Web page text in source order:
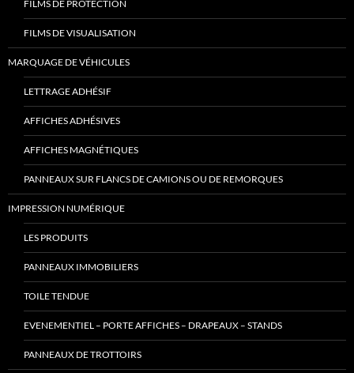
FILMS DE PROTECTION
FILMS DE VISUALISATION
MARQUAGE DE VÉHICULES
LETTRAGE ADHÉSIF
AFFICHES ADHÉSIVES
AFFICHES MAGNÉTIQUES
PANNEAUX SUR FLANCS DE CAMIONS OU DE REMORQUES
IMPRESSION NUMÉRIQUE
LES PRODUITS
PANNEAUX IMMOBILIERS
TOILE TENDUE
EVENEMENTIEL – PORTE AFFICHES – DRAPEAUX – STANDS
PANNEAUX DE TROTTOIRS